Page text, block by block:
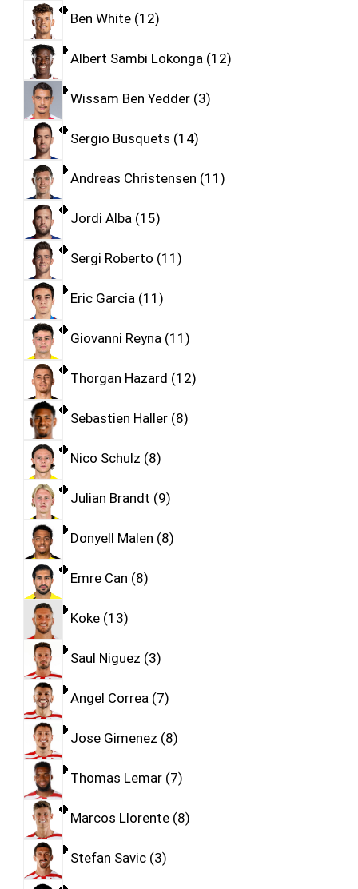
Ben White 12
Albert Sambi Lokonga 12
Wissam Ben Yedder 3
Sergio Busquets 14
Andreas Christensen 11
Jordi Alba 15
Sergi Roberto 11
Eric Garcia 11
Giovanni Reyna 11
Thorgan Hazard 12
Sebastien Haller 8
Nico Schulz 8
Julian Brandt 9
Donyell Malen 8
Emre Can 8
Koke 13
Saul Niguez 3
Angel Correa 7
Jose Gimenez 8
Thomas Lemar 7
Marcos Llorente 8
Stefan Savic 3